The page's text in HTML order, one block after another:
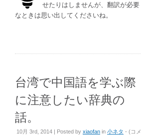
せたりはしませんが、翻訳が必要
なときは思い出してくださいね。
台湾で中国語を学ぶ際
に注意したい辞典の
話。
10月 3rd, 2014 | Posted by xiaofan in 小ネタ - (台コメ